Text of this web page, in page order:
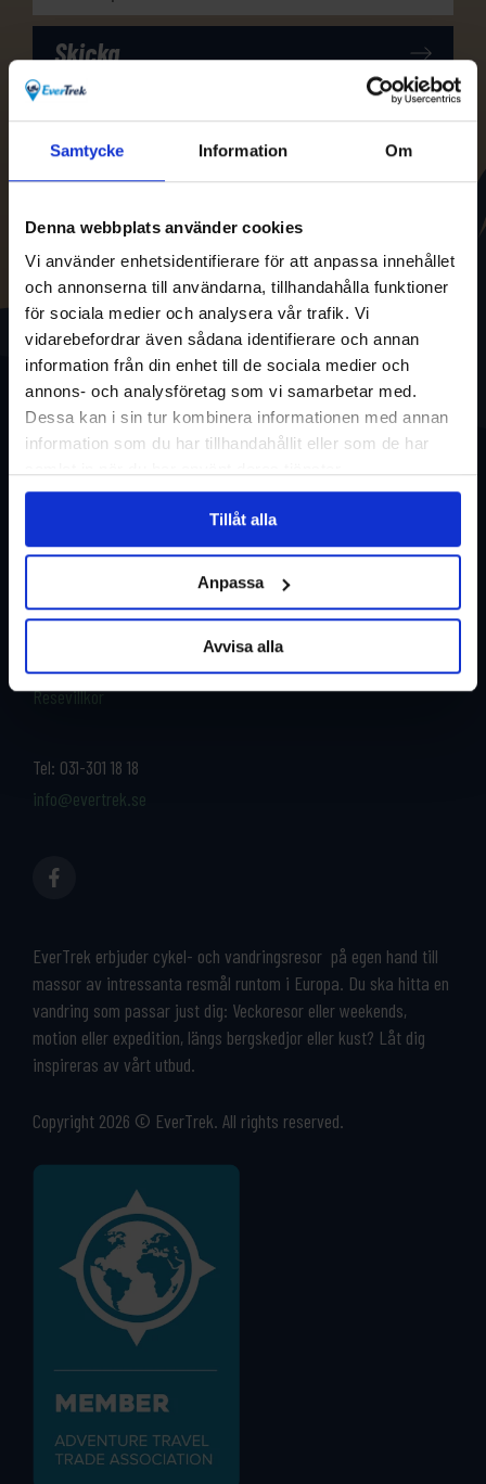
Samtycke Information Om
Denna webbplats använder cookies
Vi använder enhetsidentifierare för att anpassa innehållet
och annonserna till användarna, tillhandahålla funktioner
för sociala medier och analysera vår trafik. Vi
vidarebefordrar även sådana identifierare och annan
information från din enhet till de sociala medier och
annons- och analysföretag som vi samarbetar med.
Dessa kan i sin tur kombinera informationen med annan
information som du har tillhandahållit eller som de har
Tillåt alla
Anpassa
Avvisa alla
Tel: 031-301 18 18
info@evertrek.se
EverTrek erbjuder cykel- och vandringsresor på egen hand till
massor av intressanta resmål runtom i Europa. Du ska hitta en
vandring som passar just dig: Veckoresor eller weekends,
motion eller expedition, längs bergskedjor eller kust? Låt dig
inspireras av vårt utbud.
Copyright 2026 © EverTrek. All rights reserved.
Restyper
Om oss
Resevillkor
Boka och res tryggt med
EverTrek
Grupp & Konferens
Kontakta oss